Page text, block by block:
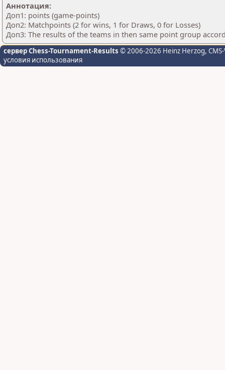
Аннотация:
Доп1: points (game-points)
Доп2: Matchpoints (2 for wins, 1 for Draws, 0 for Losses)
Доп3: The results of the teams in then same point group
сервер Chess-Tournament-Results © 2006-2026 Heinz Herzog,
условия использования